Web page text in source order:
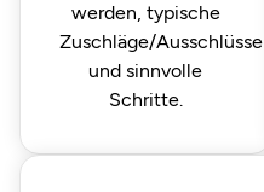
werden, typische
Zuschläge/Ausschlüsse
und sinnvolle
Schritte.